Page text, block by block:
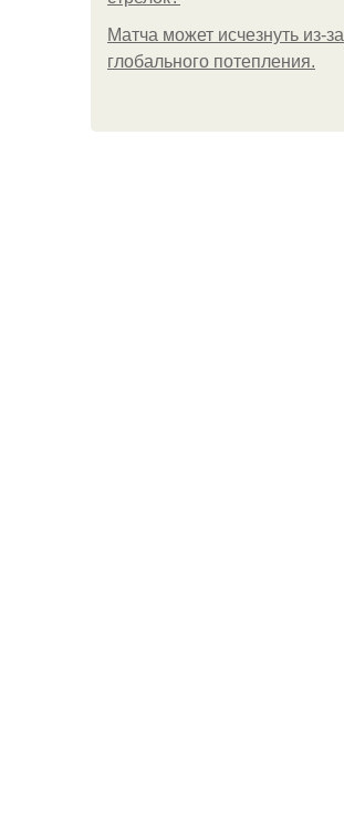
Матча может исчезнуть из-за
глобального потепления.